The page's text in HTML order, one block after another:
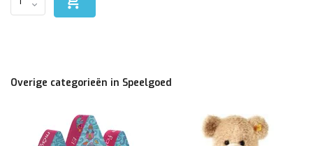
Overige categorieën in Speelgoed